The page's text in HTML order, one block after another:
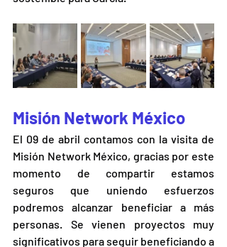
Misión Network México
El 09 de abril contamos con la visita de
Misión Network México, gracias por este
momento de compartir estamos
seguros que uniendo esfuerzos
podremos alcanzar beneficiar a más
personas. Se vienen proyectos muy
significativos para seguir beneficiando a